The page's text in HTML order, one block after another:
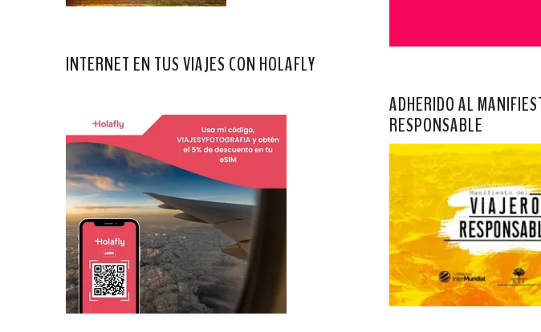
INTERNET EN TUS VIAJES CON HOLAFLY
ADHERIDO AL
RESPONSABLE